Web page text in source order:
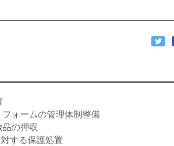
ォームの管理体制整備
の押収
する保護処置